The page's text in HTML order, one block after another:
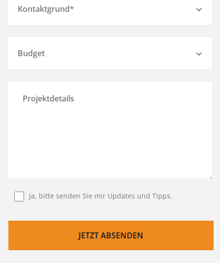
Kontaktgrund*
Budget
Ja, bitte senden Sie mir Updates und Tipps.